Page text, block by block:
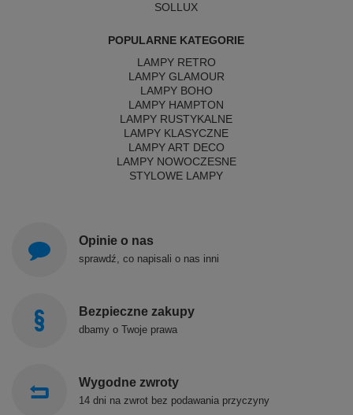
SOLLUX
POPULARNE KATEGORIE
LAMPY RETRO
LAMPY GLAMOUR
LAMPY BOHO
LAMPY HAMPTON
LAMPY RUSTYKALNE
LAMPY KLASYCZNE
LAMPY ART DECO
LAMPY NOWOCZESNE
STYLOWE LAMPY
Opinie o nas
sprawdź, co napisali o nas inni
Bezpieczne zakupy
dbamy o Twoje prawa
Wygodne zwroty
14 dni na zwrot bez podawania przyczyny